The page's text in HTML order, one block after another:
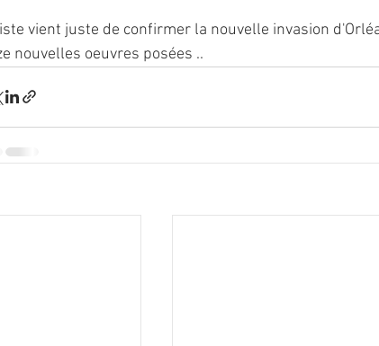
vient juste de confirmer la nouvelle invasion
nouvelles oeuvres posées ..